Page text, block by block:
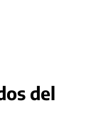
del